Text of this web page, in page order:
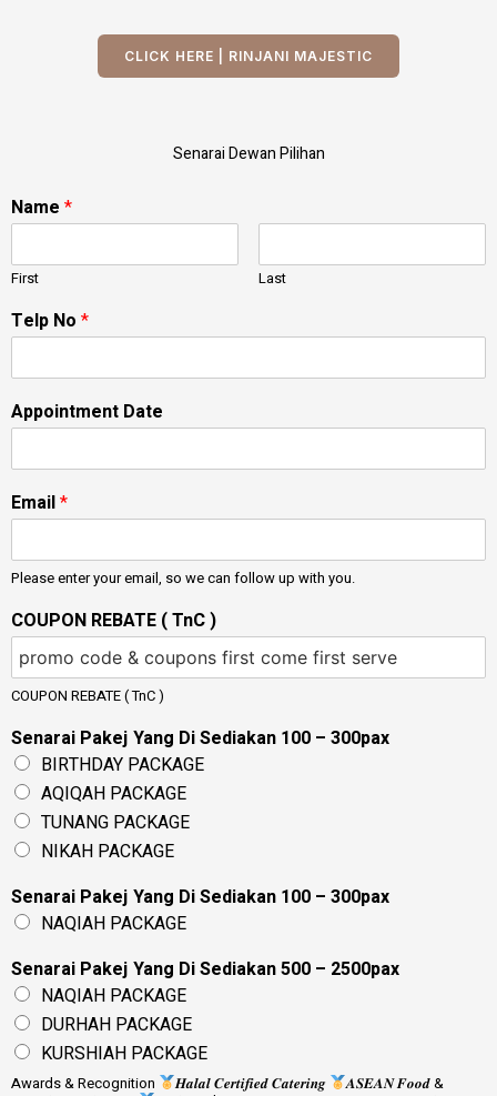
CLICK HERE | RINJANI MAJESTIC
Senarai Dewan Pilihan
Name *
First Last
Telp No *
Appointment Date
Email*
Please enter your email, so we can follow up with you.
COUPON REBATE ( TnC )
COUPON REBATE ( TnC )
Senarai Pakej Yang Di Sediakan 100 – 300pax
BIRTHDAY PACKAGE
AQIQAH PACKAGE
TUNANG PACKAGE
NIKAH PACKAGE
Senarai Pakej Yang Di Sediakan 100 – 300pax
NAQIAH PACKAGE
Senarai Pakej Yang Di Sediakan 500 – 2500pax
NAQIAH PACKAGE
DURHAH PACKAGE
KURSHIAH PACKAGE
Awards & Recognition 𝑯𝒂𝒍𝒂𝒍 𝑪𝒆𝒓𝒕𝒊𝒇𝒊𝒆𝒅 𝑪𝒂𝒕𝒆𝒓𝒊𝒏𝒈
𝑨𝑺𝑬𝑨𝑵 𝑭𝒐𝒐𝒅 &